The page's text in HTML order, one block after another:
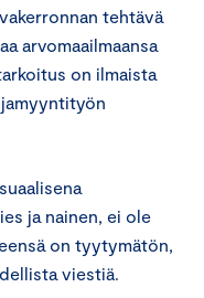
tehtävä
arvomaailmaansa
on ilmaista
ja nainen, ei ole
on tyytymätön,
viestiä.